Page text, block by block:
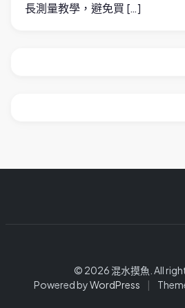
長測量教學，避免買 […]
© 2026 混水摸魚. All
Powered byWordPress |